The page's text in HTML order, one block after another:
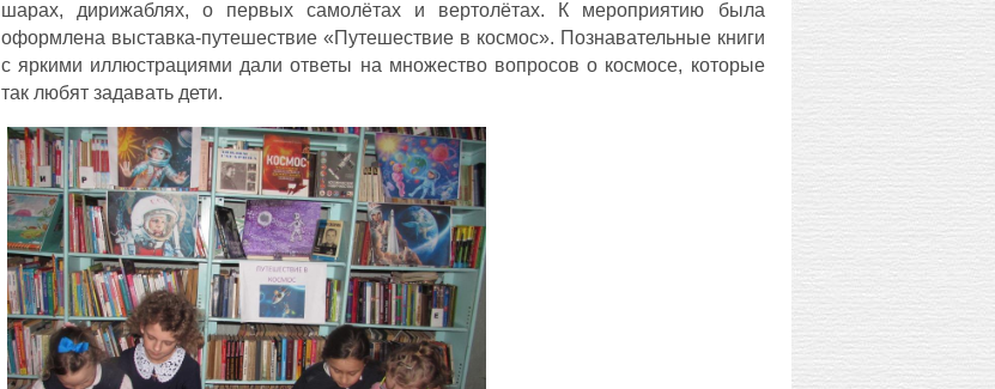
шарах, дирижаблях, о первых самолётах и вертолётах. К мероприятию была
оформлена выставка-путешествие «Путешествие в космос». Познавательные книги
с яркими иллюстрациями дали ответы на множество вопросов о космосе, которые
так любят задавать дети.